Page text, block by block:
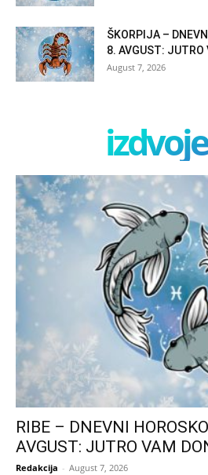
ŠKORPIJA –
8. AVGUST: JUTRO
August 7, 2026
RIBE – DNEVNI
AVGUST: JUTRO VAM
Redakcija - August 7, 2026